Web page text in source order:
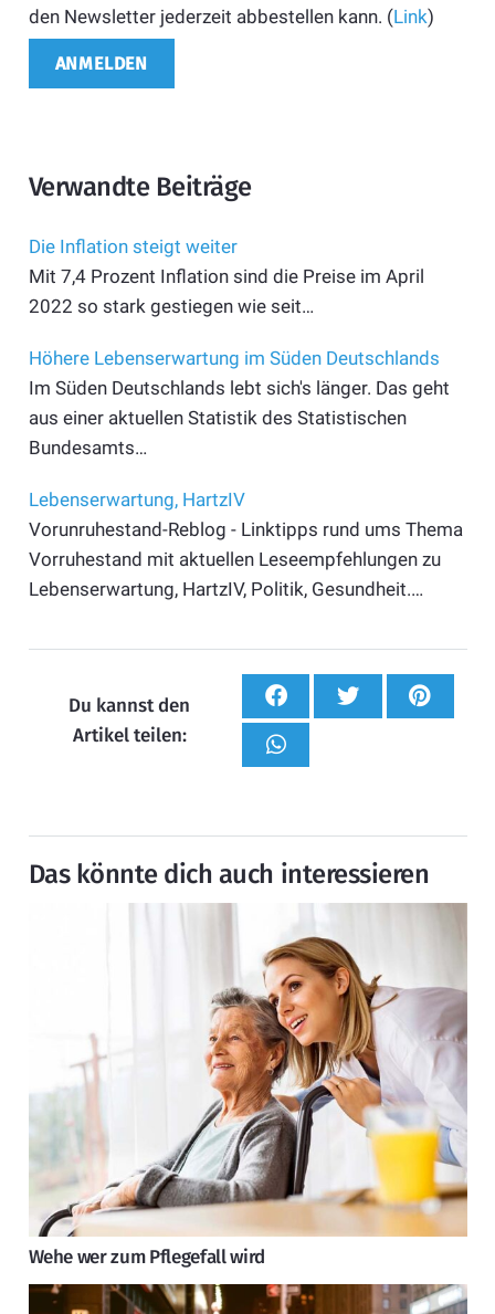
den Newsletter jederzeit abbestellen kann. (Link)
Verwandte Beiträge
Die Inflation steigt weiter
Mit 7,4 Prozent Inflation sind die Preise im April
2022 so stark gestiegen wie seit…
Höhere Lebenserwartung im Süden Deutschlands
Im Süden Deutschlands lebt sich's länger. Das geht
aus einer aktuellen Statistik des Statistischen
Bundesamts…
Lebenserwartung, HartzIV
Vorunruhestand-Reblog - Linktipps rund ums Thema
Vorruhestand mit aktuellen Leseempfehlungen zu
Lebenserwartung, HartzIV, Politik, Gesundheit.…
Du kannst den
Artikel teilen:
Das könnte dich auch interessieren
Wehe wer zum Pflegefall wird